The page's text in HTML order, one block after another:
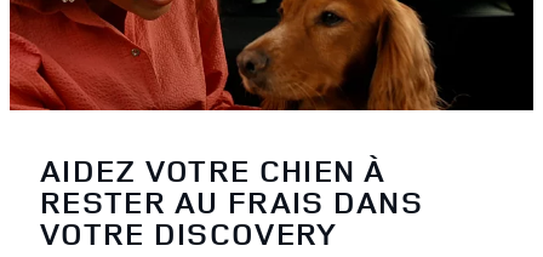
AIDEZ VOTRE CHIEN À
RESTER AU FRAIS DANS
VOTRE DISCOVERY